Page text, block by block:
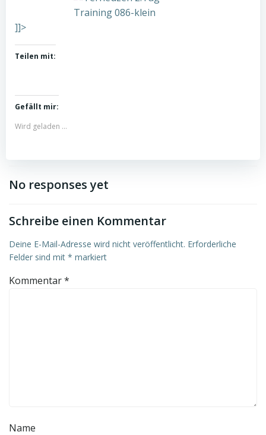
]]>
Teilen mit:
Gefällt mir:
Wird geladen …
No responses yet
Schreibe einen Kommentar
Deine E-Mail-Adresse wird nicht veröffentlicht. Erforderliche
Felder sind mit * markiert
Kommentar*
Name